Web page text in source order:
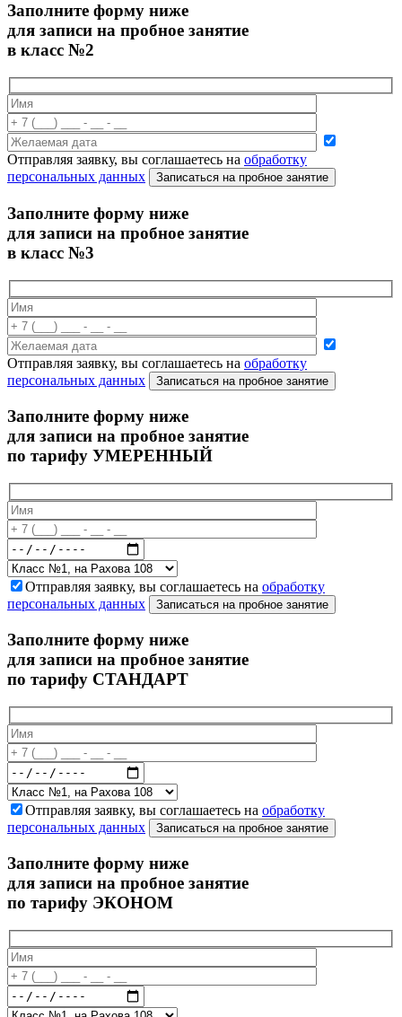
Заполните форму ниже
для записи на пробное занятие
в класс №2
Отправляя заявку, вы соглашаетесь на обработку
персональных данных
Записаться на пробное занятие
Заполните форму ниже
для записи на пробное занятие
в класс №3
Отправляя заявку, вы соглашаетесь на обработку
персональных данных
Записаться на пробное занятие
Заполните форму ниже
для записи на пробное занятие
по тарифу УМЕРЕННЫЙ
Отправляя заявку, вы соглашаетесь на обработку
персональных данных
Записаться на пробное занятие
Заполните форму ниже
для записи на пробное занятие
по тарифу СТАНДАРТ
Отправляя заявку, вы соглашаетесь на обработку
персональных данных
Записаться на пробное занятие
Заполните форму ниже
для записи на пробное занятие
по тарифу ЭКОНОМ